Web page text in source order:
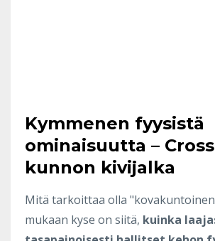
Kymmenen fyysistä
ominaisuutta –
kunnon kivijalka
Mitä tarkoittaa olla
mukaan kyse on siitä, kuinka